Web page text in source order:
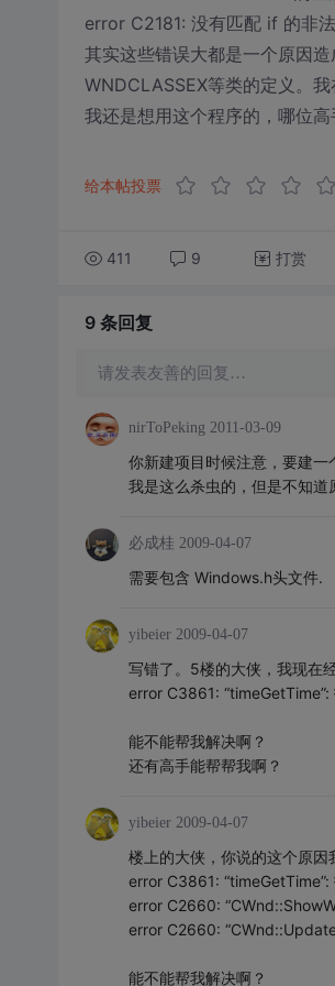
error C2181: 没有匹配 if 的非
其实这些错误大都是一个原因
WNDCLASSEX等类的定义。
我还是想用这个程序的，哪位
给本帖投票
411 9 打赏
9 条回复
请发表友善的回复…
nirToPeking 2011-03-09
你新建项目时候注意，要建一
我是这么杀虫的，但是不知道
必成桂 2009-04-07
需要包含 Windows.h头文件.
yibeier 2009-04-07
写错了。5楼的大侠，我现在
error C3861: “timeGetTime”:
能不能帮我解决啊？
还有高手能帮帮我啊？
yibeier 2009-04-07
楼上的大侠，你说的这个原因
error C3861: “timeGetTime”:
error C2660:
error C2660:
能不能帮我解决啊？